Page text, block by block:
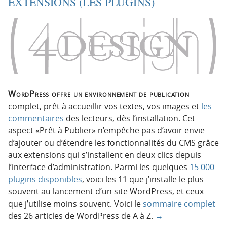
WordPress offre un environnement de publication
complet, prêt à accueillir vos textes, vos images et les
commentaires des lecteurs, dès l’installation. Cet
aspect «Prêt à Publier» n’empêche pas d’avoir envie
d’ajouter ou d’étendre les fonctionnalités du CMS grâce
aux extensions qui s’installent en deux clics depuis
l’interface d’administration. Parmi les quelques 15 000
plugins disponibles, voici les 11 que j’installe le plus
souvent au lancement d’un site WordPress, et ceux
que j’utilise moins souvent. Voici le sommaire complet
des 26 articles de WordPress de A à Z. →